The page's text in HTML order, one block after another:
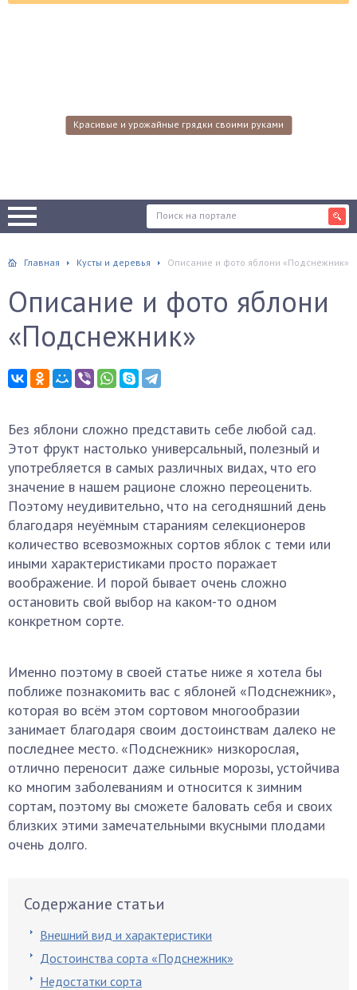
Красивые и урожайные грядки своими руками
Главная Кусты и деревья Описание и фото яблони «Подснежник»
Описание и фото яблони
«Подснежник»
Без яблони сложно представить себе любой сад.
Этот фрукт настолько универсальный, полезный и
употребляется в самых различных видах, что его
значение в нашем рационе сложно переоценить.
Поэтому неудивительно, что на сегодняшний день
благодаря неуёмным стараниям селекционеров
количество всевозможных сортов яблок с теми или
иными характеристиками просто поражает
воображение. И порой бывает очень сложно
остановить свой выбор на каком-то одном
конкретном сорте.
Именно поэтому в своей статье ниже я хотела бы
поближе познакомить вас с яблоней «Подснежник»,
которая во всём этом сортовом многообразии
занимает благодаря своим достоинствам далеко не
последнее место. «Подснежник» низкорослая,
отлично переносит даже сильные морозы, устойчива
ко многим заболеваниям и относится к зимним
сортам, поэтому вы сможете баловать себя и своих
близких этими замечательными вкусными плодами
очень долго.
Содержание статьи
Внешний вид и характеристики
Достоинства сорта «Подснежник»
Недостатки сорта